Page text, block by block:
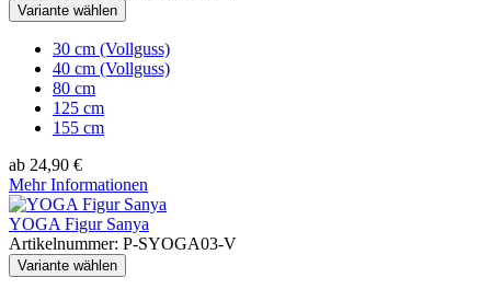
Variante wählen
30 cm (Vollguss)
40 cm (Vollguss)
80 cm
125 cm
155 cm
ab 24,90 €
Mehr Informationen
YOGA Figur Sanya
Artikelnummer: P-SYOGA03-V
Variante wählen